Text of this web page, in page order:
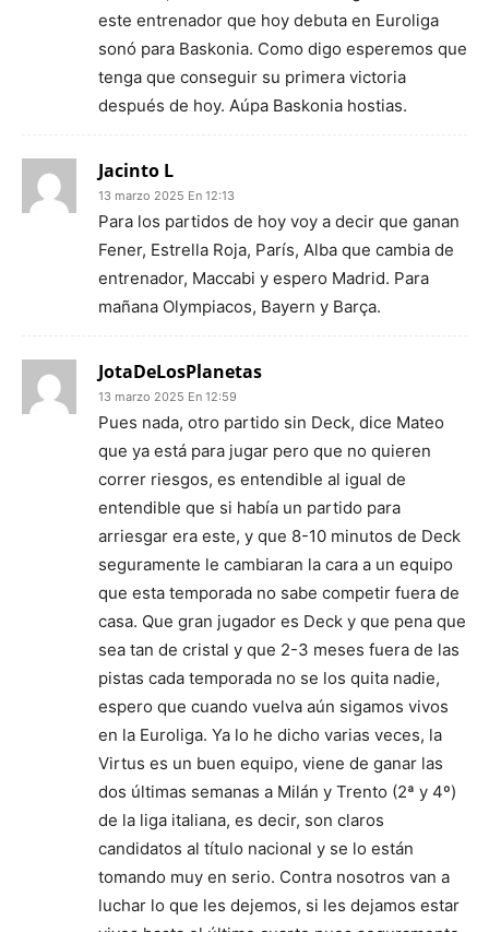
este entrenador que hoy debuta en Euroliga
sonó para Baskonia. Como digo esperemos que
tenga que conseguir su primera victoria
después de hoy. Aúpa Baskonia hostias.
Jacinto L
13 marzo 2025 En 12:13
Para los partidos de hoy voy a decir que ganan
Fener, Estrella Roja, París, Alba que cambia de
entrenador, Maccabi y espero Madrid. Para
mañana Olympiacos, Bayern y Barça.
JotaDeLosPlanetas
13 marzo 2025 En 12:59
Pues nada, otro partido sin Deck, dice Mateo
que ya está para jugar pero que no quieren
correr riesgos, es entendible al igual de
entendible que si había un partido para
arriesgar era este, y que 8-10 minutos de Deck
seguramente le cambiaran la cara a un equipo
que esta temporada no sabe competir fuera de
casa. Que gran jugador es Deck y que pena que
sea tan de cristal y que 2-3 meses fuera de las
pistas cada temporada no se los quita nadie,
espero que cuando vuelva aún sigamos vivos
en la Euroliga. Ya lo he dicho varias veces, la
Virtus es un buen equipo, viene de ganar las
dos últimas semanas a Milán y Trento (2ª y 4º)
de la liga italiana, es decir, son claros
candidatos al título nacional y se lo están
tomando muy en serio. Contra nosotros van a
luchar lo que les dejemos, si les dejamos estar